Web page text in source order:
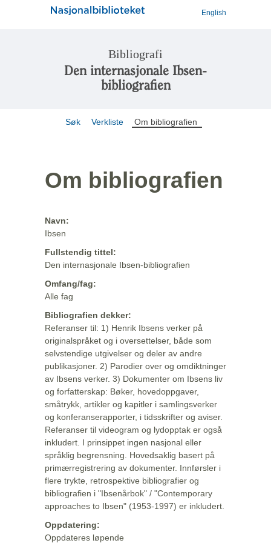
English
Bibliografi
Den internasjonale Ibsen-
bibliografien
Søk Verkliste Om bibliografien
Om bibliografien
Navn:
Ibsen
Fullstendig tittel:
Den internasjonale Ibsen-bibliografien
Omfang/fag:
Alle fag
Bibliografien dekker:
Referanser til: 1) Henrik Ibsens verker på
originalspråket og i oversettelser, både som
selvstendige utgivelser og deler av andre
publikasjoner. 2) Parodier over og omdiktninger
av Ibsens verker. 3) Dokumenter om Ibsens liv
og forfatterskap: Bøker, hovedoppgaver,
småtrykk, artikler og kapitler i samlingsverker
og konferanserapporter, i tidsskrifter og aviser.
Referanser til videogram og lydopptak er også
inkludert. I prinsippet ingen nasjonal eller
språklig begrensning. Hovedsaklig basert på
primærregistrering av dokumenter. Innførsler i
flere trykte, retrospektive bibliografier og
bibliografien i "Ibsenårbok" / "Contemporary
approaches to Ibsen" (1953-1997) er inkludert.
Oppdatering:
Oppdateres løpende